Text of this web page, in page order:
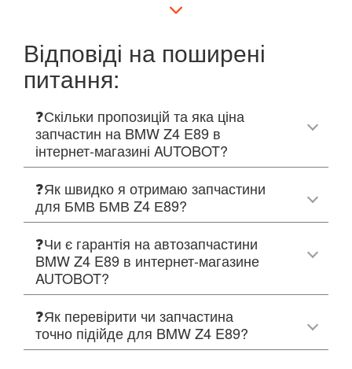
Відповіді на поширені
питання:
❓Скільки пропозицій та яка ціна
запчастин на BMW Z4 E89 в
інтернет-магазині AUTOBOT?
❓Як швидко я отримаю запчастини
для БМВ БМВ Z4 Е89?
❓Чи є гарантія на автозапчастини
BMW Z4 E89 в интернет-магазине
AUTOBOT?
❓Як перевірити чи запчастина
точно підійде для BMW Z4 E89?